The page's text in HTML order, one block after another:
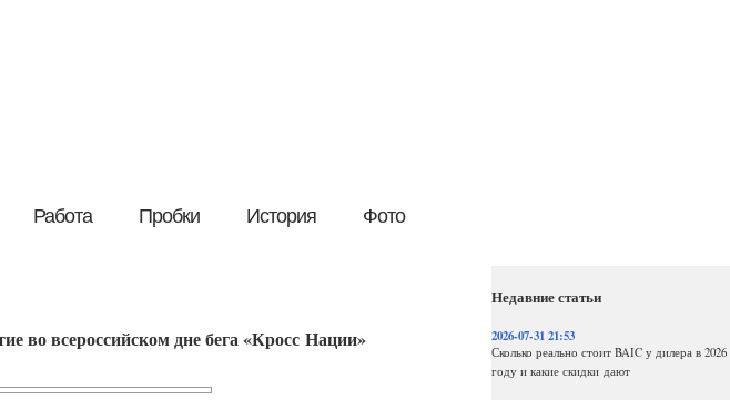
Работа Пробки История Фото
Недавние статьи
2026-07-31 21:53
Сколько реально стоит BAIC у дилера в 2026
году и какие скидки дают
во всероссийском дне бега «Кросс Нации»